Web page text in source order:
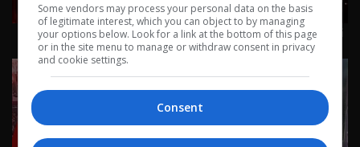
نشرة ٣ آب ٢٠٢٦ | 2026
Some vendors may process your personal data on the basis
of legitimate interest, which you can object to by managing
your options below. Look for a link at the bottom of this page
or in the site menu to manage or withdraw consent in privacy
and cookie settings.
Consent